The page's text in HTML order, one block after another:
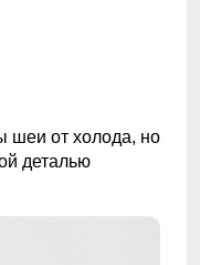
шеи от холода, но
деталью